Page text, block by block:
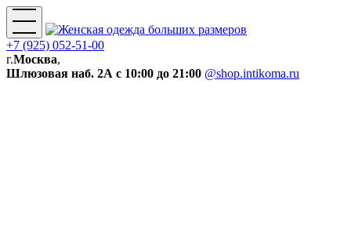
+7 (925) 052-51-00
г.Москва,
Шлюзовая наб. 2А с 10:00 до 21:00 @shop.intikoma.ru